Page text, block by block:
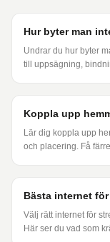
Hur byter man
Undrar du hur byter
till uppsägning,
Koppla upp
Lär dig koppla upp
och placering. Få
Bästa internet
Välj rätt internet för
Här ser du vad som